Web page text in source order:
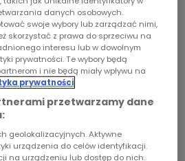
niezwykłym spotkaniu
z czasem "wielkiego
Pawle II w czasie jego
się śmierci. Dzieje się to pod
wejścia w Trzecie
danych osobowych.
swoje wybory lub zarządzać nimi,
skorzystać z prawa do sprzeciwu na
interesu lub w dowolnym
prywatności. Te wybory będą
i nie będą miały wpływu na
prywatności
przetwarzamy dane
geolokalizacyjnych. Aktywne
urządzenia do celów identyfikacji.
na urządzeniu lub dostęp do nich.